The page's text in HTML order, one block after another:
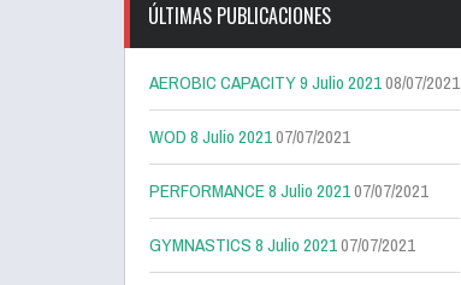
ÚLTIMAS PUBLICACIONES
AEROBIC CAPACITY 9 Julio 202108/07/2021
WOD 8 Julio 202107/07/2021
PERFORMANCE 8 Julio 202107/07/2021
GYMNASTICS 8 Julio 202107/07/2021